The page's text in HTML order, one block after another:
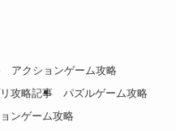
アクションゲーム攻略
攻略記事
パズルゲーム攻略
ンゲーム攻略